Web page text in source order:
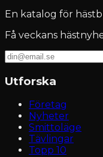
En katalog för
Få veckans
Utforska
Företag
Nyheter
Smittoläge
Tävlingar
Topp 10